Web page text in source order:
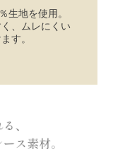
生地を使用。
、ムレにくい
す。